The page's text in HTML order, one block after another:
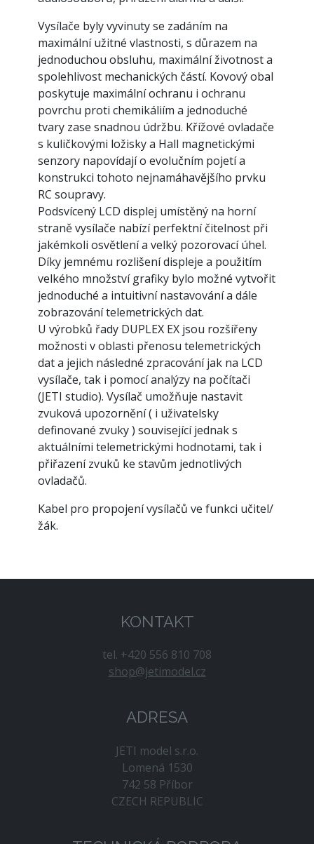
Vysílače byly vyvinuty se zadáním na
maximální užitné vlastnosti, s důrazem na
jednoduchou obsluhu, maximální životnost a
spolehlivost mechanických částí. Kovový obal
poskytuje maximální ochranu i ochranu
povrchu proti chemikáliím a jednoduché
tvary zase snadnou údržbu. Křížové ovladače
s kuličkovými ložisky a Hall magnetickými
senzory napovídají o evolučním pojetí a
konstrukci tohoto nejnamáhavějšího prvku
RC soupravy.
Podsvícený LCD displej umístěný na horní
straně vysílače nabízí perfektní čitelnost při
jakémkoli osvětlení a velký pozorovací úhel.
Díky jemnému rozlišení displeje a použitím
velkého množství grafiky bylo možné vytvořit
jednoduché a intuitivní nastavování a dále
zobrazování telemetrických dat.
U výrobků řady DUPLEX EX jsou rozšířeny
možnosti v oblasti přenosu telemetrických
dat a jejich následné zpracování jak na LCD
vysílače, tak i pomocí analýzy na počítači
(JETI studio). Vysílač umožňuje nastavit
zvuková upozornění ( i uživatelsky
definované zvuky ) související jednak s
aktuálními telemetrickými hodnotami, tak i
přiřazení zvuků ke stavům jednotlivých
ovladačů.
Kabel pro propojení vysílačů ve funkci učitel/
žák.
KONTAKT
tel. +420 556 810 708
shop@jetimodel.cz
ADRESA
JETI model s.r.o.
Lomená 1530
742 58 Příbor
CZECH REPUBLIC